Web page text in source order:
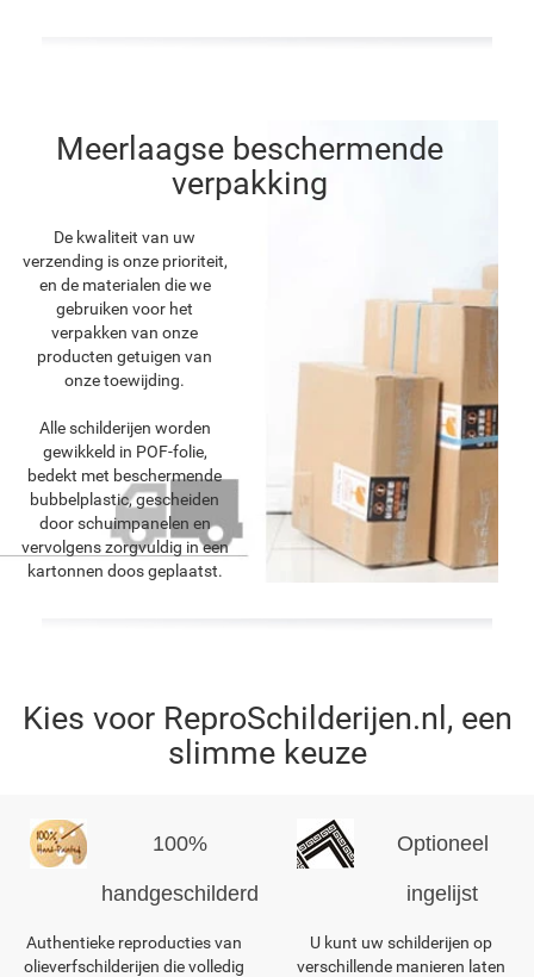
Meerlaagse beschermende
verpakking
De kwaliteit van uw
verzending is onze prioriteit,
en de materialen die we
gebruiken voor het
verpakken van onze
producten getuigen van
onze toewijding.
Alle schilderijen worden
gewikkeld in POF-folie,
bedekt met beschermende
bubbelplastic, gescheiden
door schuimpanelen en
vervolgens zorgvuldig in een
kartonnen doos geplaatst.
Kies voor ReproSchilderijen.nl, een
slimme keuze
100%
handgeschilderd
Authentieke reproducties van
olieverfschilderijen die volledig
Optioneel
ingelijst
U kunt uw schilderijen op
verschillende manieren laten